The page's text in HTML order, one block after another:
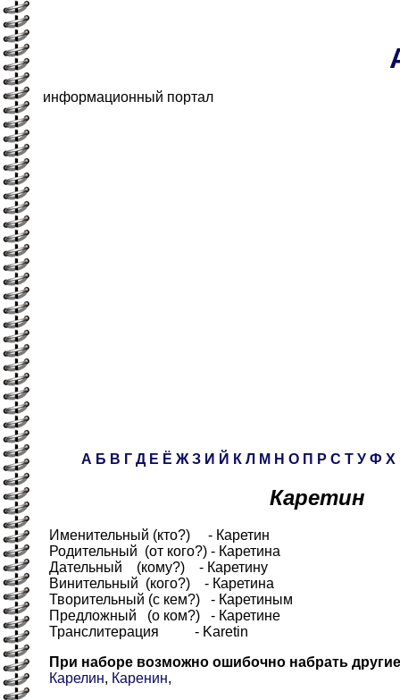
информационный портал
А Б В Г Д Е Ё Ж З И Й К Л М Н О П Р С Т У Ф Х
Каретин
Именительный (кто?) - Каретин
Родительный (от кого?) - Каретина
Дательный (кому?) - Каретину
Винительный (кого?) - Каретина
Творительный (с кем?) - Каретиным
Предложный (о ком?) - Каретине
Транслитерация - Karetin
При наборе возможно ошибочно набрать
Карелин, Каренин,